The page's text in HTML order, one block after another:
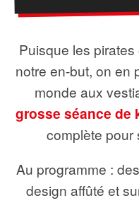
Puisque les
notre en-but, on en
monde aux
grosse séance de
complète pour
Au programme :
design affûté et